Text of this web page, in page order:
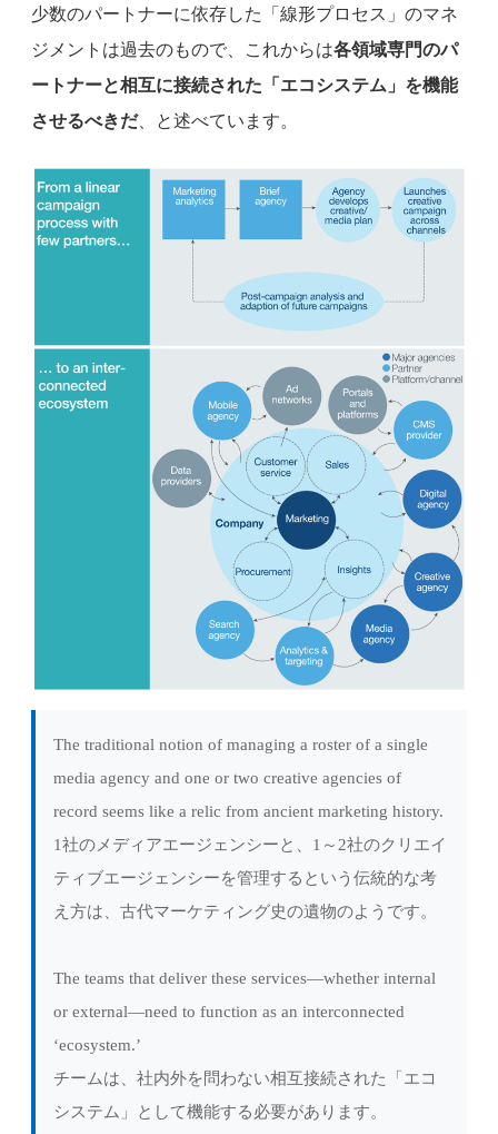
少数のパートナーに依存した「線形プロセス」のマネ
ジメントは過去のもので、これからは各領域専門のパ
ートナーと相互に接続された「エコシステム」を機能
させるべきだ、と述べています。
The traditional notion of managing a roster of a single
media agency and one or two creative agencies of
record seems like a relic from ancient marketing history.
1社のメディアエージェンシーと、1～2社のクリエイ
ティブエージェンシーを管理するという伝統的な考
え方は、古代マーケティング史の遺物のようです。
The teams that deliver these services—whether internal
or external—need to function as an interconnected
‘ecosystem.’
チームは、社内外を問わない相互接続された「エコ
システム」として機能する必要があります。